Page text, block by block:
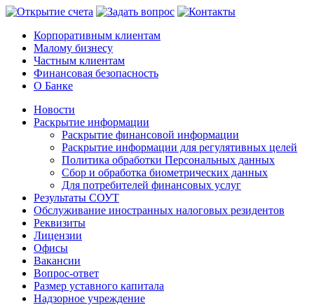
Корпоративным клиентам
Малому бизнесу
Частным клиентам
Финансовая безопасность
О Банке
Новости
Раскрытие информации
Раскрытие финансовой информации
Раскрытие информации для регулятивных целей
Политика обработки Персональных данных
Сбор и обработка биометрических данных
Для потребителей финансовых услуг
Результаты СОУТ
Обслуживание иностранных налоговых резидентов
Реквизиты
Лицензии
Офисы
Вакансии
Вопрос-ответ
Размер уставного капитала
Надзорное учреждение